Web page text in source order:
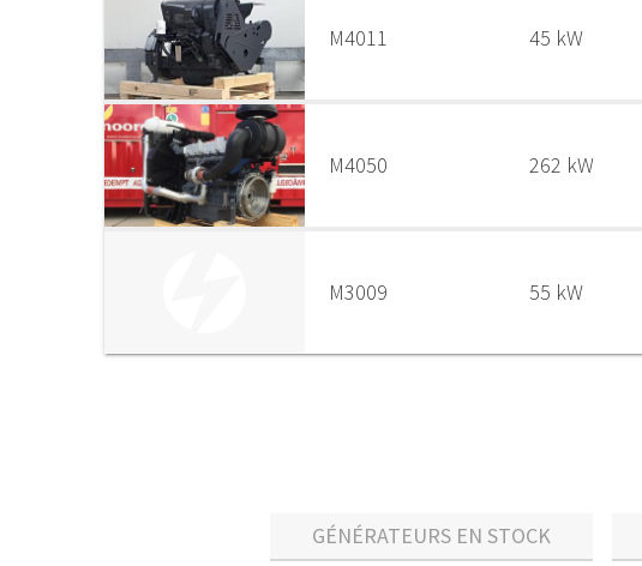
M4011 45 kW
M4050 262 kW
M3009 55 kW
GÉNÉRATEURS EN STOCK